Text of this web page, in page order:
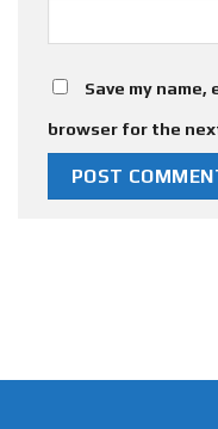
Save my
browser for the